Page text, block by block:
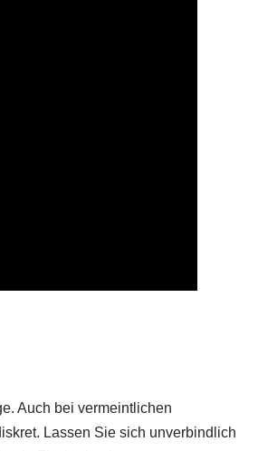
Auch bei vermeintlichen
Lassen Sie sich unverbindlich